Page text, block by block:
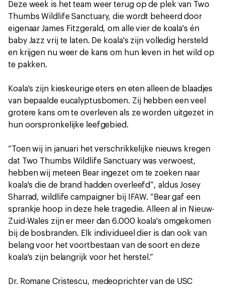
Deze week is het team weer terug op de plek van Two
Thumbs Wildlife Sanctuary, die wordt beheerd door
eigenaar James Fitzgerald, om alle vier de koala's én
baby Jazz vrij te laten. De koala's zijn volledig hersteld
en krijgen nu weer de kans om hun leven in het wild op
te pakken.
Koala's zijn kieskeurige eters en eten alleen de blaadjes
van bepaalde eucalyptusbomen. Zij hebben een veel
grotere kans om te overleven als ze worden uitgezet in
hun oorspronkelijke leefgebied.
“Toen wij in januari het verschrikkelijke nieuws kregen
dat Two Thumbs Wildlife Sanctuary was verwoest,
hebben wij meteen Bear ingezet om te zoeken naar
koala's die de brand hadden overleefd”, aldus Josey
Sharrad, wildlife campaigner bij IFAW. “Bear gaf een
sprankje hoop in deze hele tragedie. Alleen al in Nieuw-
Zuid-Wales zijn er meer dan 6.000 koala's omgekomen
bij de bosbranden. Elk individueel dier is dan ook van
belang voor het voortbestaan van de soort en deze
koala's zijn belangrijk voor het herstel.”
Dr. Romane Cristescu, medeoprichter van de USC